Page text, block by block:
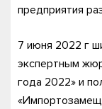
предприятия
7 июня 2022 г
экспертным
года 2022» и